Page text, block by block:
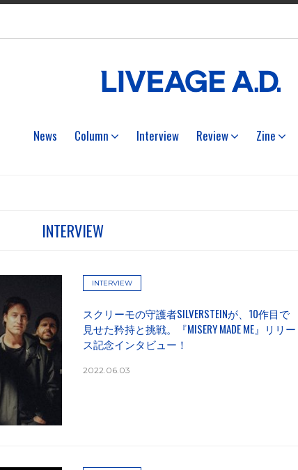
News Column Interview Review Zine
INTERVIEW
INTERVIEW
スクリーモの守護者SILVERSTEINが、10作目で
見せた矜持と挑戦。『MISERY MADE ME』リリー
ス記念インタビュー！
2022.06.03